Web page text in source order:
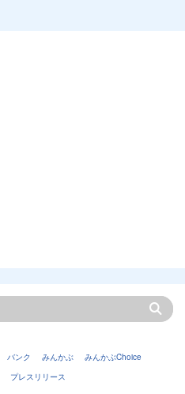
バンク みんかぶ
みんかぶChoice
プレスリリース